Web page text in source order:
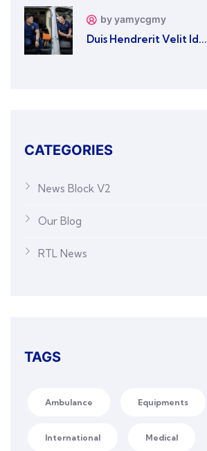
by yamycgmy
Duis Hendrerit Velit Id...
CATEGORIES
News Block V2
Our Blog
RTL News
TAGS
Ambulance Equipments
International Medical